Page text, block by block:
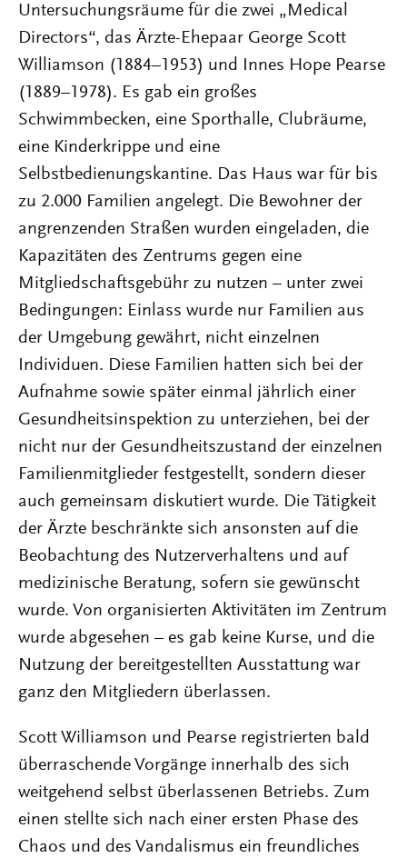
Untersuchungsräume für die zwei „Medical
Directors“, das Ärzte-Ehepaar George Scott
Williamson (1884–1953) und Innes Hope Pearse
(1889–1978). Es gab ein großes
Schwimmbecken, eine Sporthalle, Clubräume,
eine Kinderkrippe und eine
Selbstbedienungskantine. Das Haus war für bis
zu 2.000 Familien angelegt. Die Bewohner der
angrenzenden Straßen wurden eingeladen, die
Kapazitäten des Zentrums gegen eine
Mitgliedschaftsgebühr zu nutzen – unter zwei
Bedingungen: Einlass wurde nur Familien aus
der Umgebung gewährt, nicht einzelnen
Individuen. Diese Familien hatten sich bei der
Aufnahme sowie später einmal jährlich einer
Gesundheitsinspektion zu unterziehen, bei der
nicht nur der Gesundheitszustand der einzelnen
Familienmitglieder festgestellt, sondern dieser
auch gemeinsam diskutiert wurde. Die Tätigkeit
der Ärzte beschränkte sich ansonsten auf die
Beobachtung des Nutzerverhaltens und auf
medizinische Beratung, sofern sie gewünscht
wurde. Von organisierten Aktivitäten im Zentrum
wurde abgesehen – es gab keine Kurse, und die
Nutzung der bereitgestellten Ausstattung war
ganz den Mitgliedern überlassen.
Scott Williamson und Pearse registrierten bald
überraschende Vorgänge innerhalb des sich
weitgehend selbst überlassenen Betriebs. Zum
einen stellte sich nach einer ersten Phase des
Chaos und des Vandalismus ein freundliches